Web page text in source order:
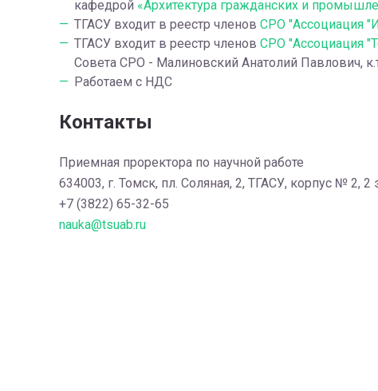
кафедрой «Архитектура гражданских и
ТГАСУ входит в реестр членов СРО "Ассоциация
ТГАСУ входит в реестр членов СРО "Ассоциация
Совета СРО - Малиновский Анатолий Павлович,
Работаем с НДС
Контакты
Приемная проректора по научной работе
634003, г. Томск, пл. Соляная, 2, ТГАСУ, корпус № 2, 2
+7 (3822) 65-32-65
nauka@tsuab.ru